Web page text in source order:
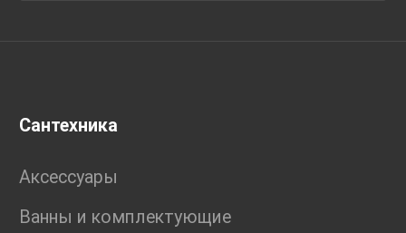
Сантехника
Аксессуары
Ванны и комплектующие